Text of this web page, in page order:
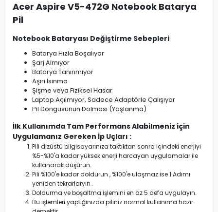
Acer Aspire V5-472G Notebook Batarya
Pil
Notebook Bataryası Değiştirme Sebepleri
Batarya Hızla Boşalıyor
Şarj Almıyor
Batarya Tanınmıyor
Aşırı Isınma
Şişme veya Fiziksel Hasar
Laptop Açılmıyor, Sadece Adaptörle Çalışıyor
Pil Döngüsünün Dolması (Yaşlanma)
İlk Kullanımda Tam Performans Alabilmeniz için
Uygulamanız Gereken İp Uçları :
Pili dizüstü bilgisayarınıza taktıktan sonra içindeki enerjiyi
%5-%10'a kadar yüksek enerji harcayan uygulamalar ile
kullanarak düşürün.
Pili %100'e kadar doldurun , %100'e ulaşmaz ise 1.Adımı
yeniden tekrarlaryın .
Doldurma ve boşaltma işlemini en az 5 defa uygulayın.
Bu işlemleri yaptığınızda piliniz normal kullanıma hazır